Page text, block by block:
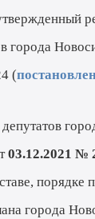
города
(
03.12.2021 №
порядке
города